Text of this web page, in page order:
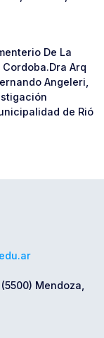
De La
Arq
Angeleri,
de Rió
Mendoza,